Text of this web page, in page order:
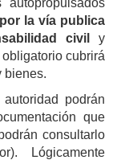
la vía publica
civil
y
cubrirá
bienes.
podrán
que
consultarlo
Lógicamente